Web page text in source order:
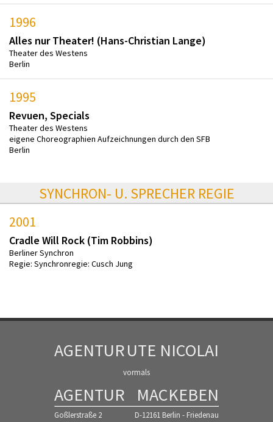
1996
Alles nur Theater! (Hans-Christian Lange)
Theater des Westens
Berlin
1995
Revuen, Specials
Theater des Westens
eigene Choreographien Aufzeichnungen durch den SFB
Berlin
SYNCHRON- U. SPRECHER REGIE
2001
Cradle Will Rock (Tim Robbins)
Berliner Synchron
Regie: Synchronregie: Cusch Jung
AGENTURUTE NICOLAI
vormals
AGENTUR MACKEBEN
Goßlerstraße 2
D-12161 Berlin - Friedenau